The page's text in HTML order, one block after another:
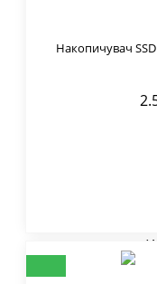
Накопичувач SSD